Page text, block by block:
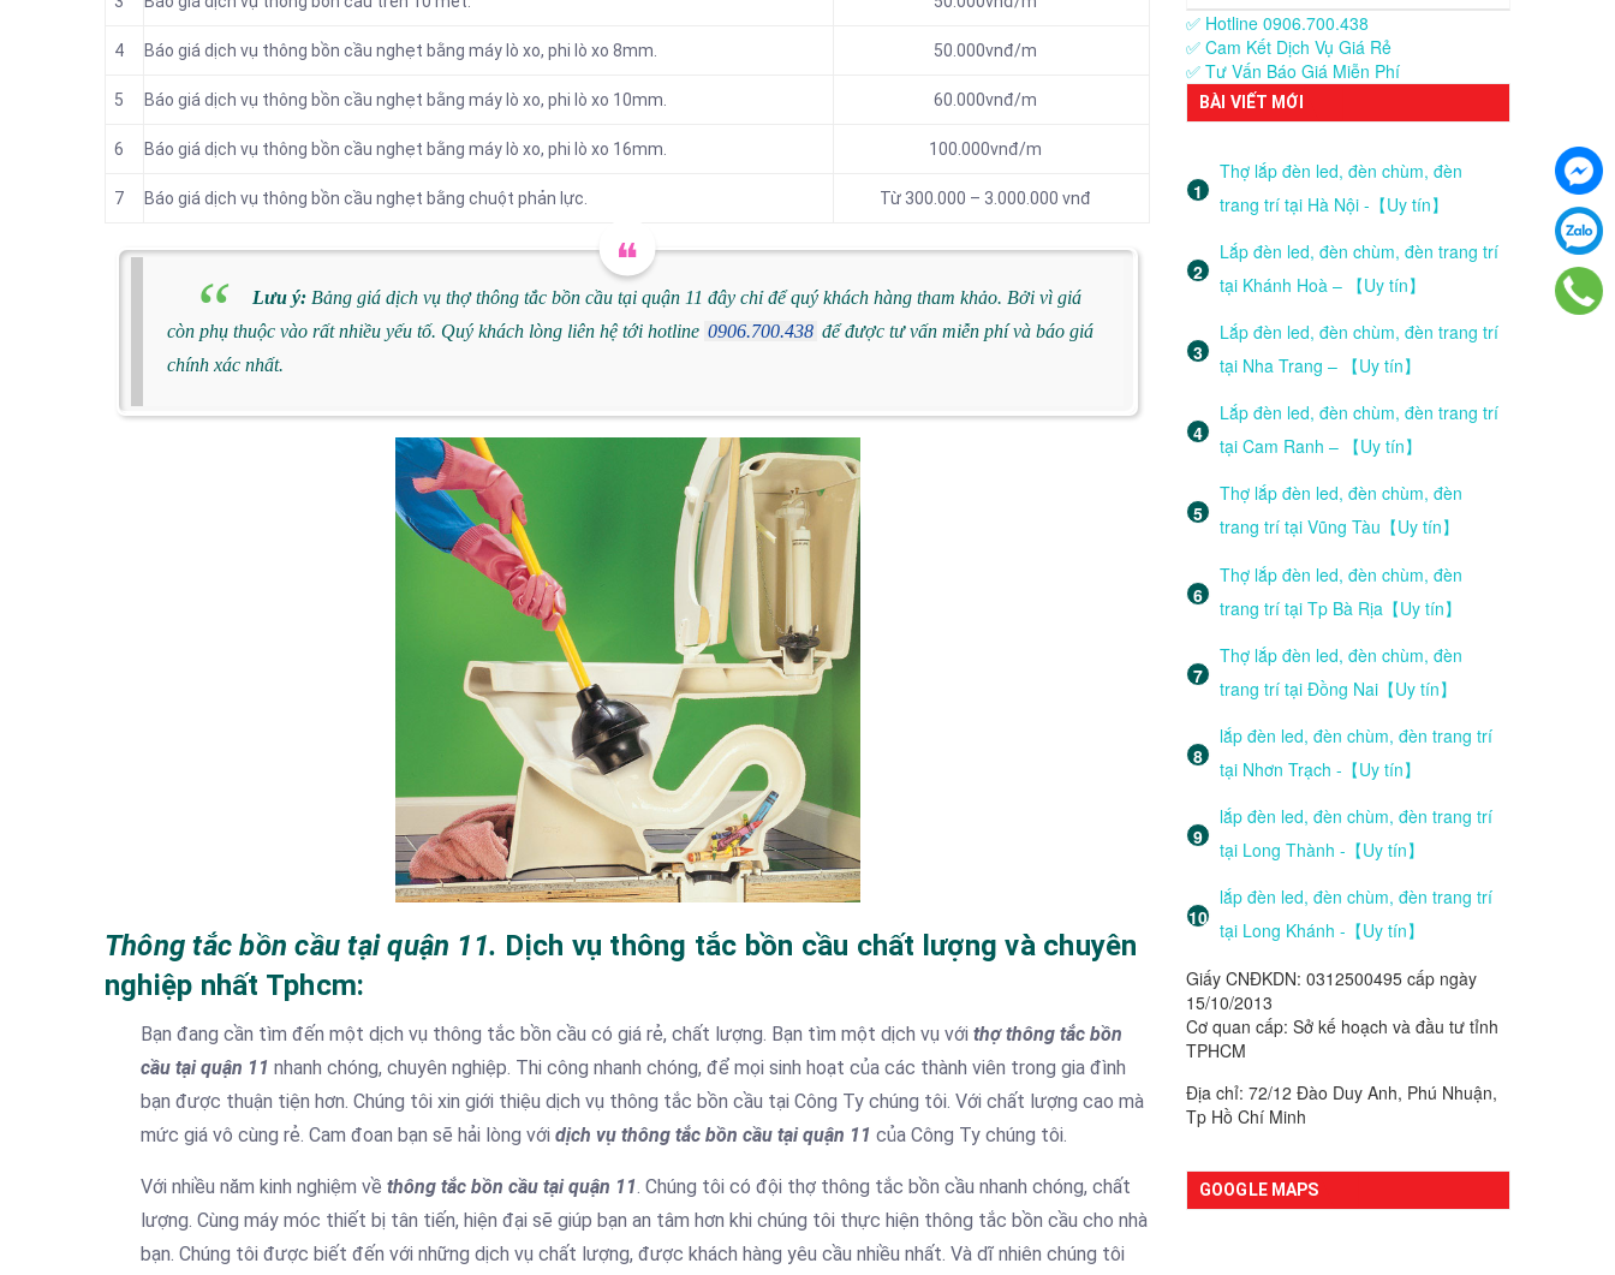
4 Báo giá dịch vụ thông bồn cầu nghẹt bằng máy lò xo, phi lò xo 8mm. 50.000vnđ/m
5 Báo giá dịch vụ thông bồn cầu nghẹt bằng máy lò xo, phi lò xo 10mm. 60.000vnđ/m
6 Báo giá dịch vụ thông bồn cầu nghẹt bằng máy lò xo, phi lò xo 16mm. 100.000vnđ/m
7 Báo giá dịch vụ thông bồn cầu nghẹt bằng chuột phản lực. Từ 300.000 – 3.000.000 vnđ
Lưu ý: Bảng giá dịch vụ thợ thông tắc bồn cầu tại quận 11 đây chỉ để quý khách hàng tham khảo. Bởi vì giá
còn phụ thuộc vào rất nhiều yếu tố. Quý khách lòng liên hệ tới hotline 0906.700.438 để được tư vấn miễn phí và báo giá
chính xác nhất.
Thông tắc bồn cầu tại quận 11. Dịch vụ thông tắc bồn cầu chất lượng và chuyên
nghiệp nhất Tphcm:
Bạn đang cần tìm đến một dịch vụ thông tắc bồn cầu có giá rẻ, chất lượng. Bạn tìm một dịch vụ với thợ thông tắc bồn
cầu tại quận 11 nhanh chóng, chuyên nghiệp. Thi công nhanh chóng, để mọi sinh hoạt của các thành viên trong gia đình
bạn được thuận tiện hơn. Chúng tôi xin giới thiệu dịch vụ thông tắc bồn cầu tại Công Ty chúng tôi. Với chất lượng cao mà
mức giá vô cùng rẻ. Cam đoan bạn sẽ hải lòng với dịch vụ thông tắc bồn cầu tại quận 11 của Công Ty chúng tôi.
Với nhiều năm kinh nghiệm về thông tắc bồn cầu tại quận 11. Chúng tôi có đội thợ thông tắc bồn cầu nhanh chóng, chất
lượng. Cùng máy móc thiết bị tân tiến, hiện đại sẽ giúp bạn an tâm hơn khi chúng tôi thực hiện thông tắc bồn cầu cho nhà
bạn. Chúng tôi được biết đến với những dịch vụ chất lượng, được khách hàng yêu cầu nhiều nhất. Và dĩ nhiên chúng tôi
✅ Hotline 0906.700.438
✅ Cam Kết Dịch Vụ Giá Rẻ
✅ Tư Vấn Báo Giá Miễn Phí
BÀI VIẾT MỚI
Thợ lắp đèn led, đèn chùm, đèn
trang trí tại Hà Nội -【Uy tín】
Lắp đèn led, đèn chùm, đèn trang trí
tại Khánh Hoà – 【Uy tín】
Lắp đèn led, đèn chùm, đèn trang trí
tại Nha Trang – 【Uy tín】
Lắp đèn led, đèn chùm, đèn trang trí
tại Cam Ranh – 【Uy tín】
Thợ lắp đèn led, đèn chùm, đèn
trang trí tại Vũng Tàu【Uy tín】
Thợ lắp đèn led, đèn chùm, đèn
trang trí tại Tp Bà Rịa【Uy tín】
Thợ lắp đèn led, đèn chùm, đèn
trang trí tại Đồng Nai【Uy tín】
lắp đèn led, đèn chùm, đèn trang trí
tại Nhơn Trạch -【Uy tín】
lắp đèn led, đèn chùm, đèn trang trí
tại Long Thành -【Uy tín】
lắp đèn led, đèn chùm, đèn trang trí
tại Long Khánh -【Uy tín】
Giấy CNĐKDN: 0312500495 cấp ngày
15/10/2013
Cơ quan cấp: Sở kế hoạch và đầu tư tỉnh
TPHCM
Địa chỉ: 72/12 Đào Duy Anh, Phú Nhuận,
Tp Hồ Chí Minh
GOOGLE MAPS